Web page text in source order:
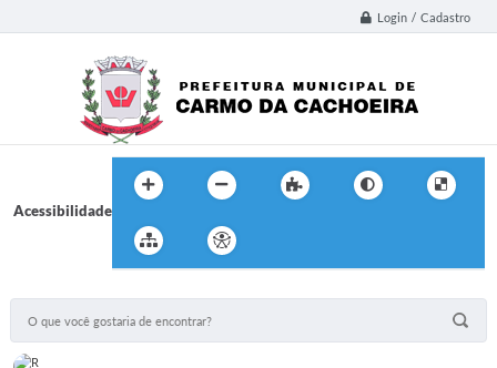
Login / Cadastro
Acessibilidade